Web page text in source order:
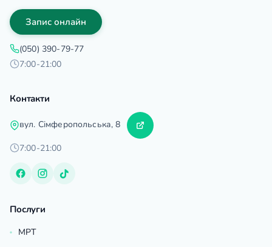
Запис онлайн
(050) 390-79-77
7:00-21:00
Контакти
вул. Сімферопольська, 8
7:00-21:00
Послуги
МРТ